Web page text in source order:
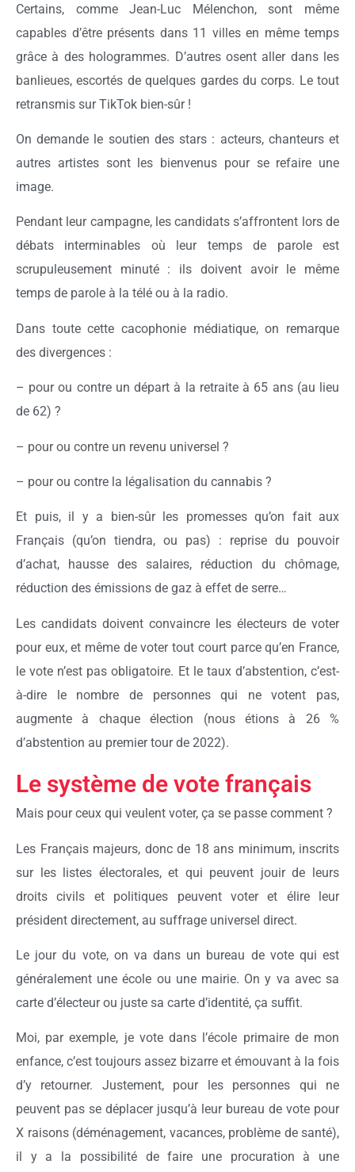
Certains, comme Jean-Luc Mélenchon, sont même
capables d’être présents dans 11 villes en même temps
grâce à des hologrammes. D’autres osent aller dans les
banlieues, escortés de quelques gardes du corps. Le tout
retransmis sur TikTok bien-sûr !
On demande le soutien des stars : acteurs, chanteurs et
autres artistes sont les bienvenus pour se refaire une
image.
Pendant leur campagne, les candidats s’affrontent lors de
débats interminables où leur temps de parole est
scrupuleusement minuté : ils doivent avoir le même
temps de parole à la télé ou à la radio.
Dans toute cette cacophonie médiatique, on remarque
des divergences :
– pour ou contre un départ à la retraite à 65 ans (au lieu
de 62) ?
– pour ou contre un revenu universel ?
– pour ou contre la légalisation du cannabis ?
Et puis, il y a bien-sûr les promesses qu’on fait aux
Français (qu’on tiendra, ou pas) : reprise du pouvoir
d’achat, hausse des salaires, réduction du chômage,
réduction des émissions de gaz à effet de serre…
Les candidats doivent convaincre les électeurs de voter
pour eux, et même de voter tout court parce qu’en France,
le vote n’est pas obligatoire. Et le taux d’abstention, c’est-
à-dire le nombre de personnes qui ne votent pas,
augmente à chaque élection (nous étions à 26 %
d’abstention au premier tour de 2022).
Le système de vote français
Mais pour ceux qui veulent voter, ça se passe comment ?
Les Français majeurs, donc de 18 ans minimum, inscrits
sur les listes électorales, et qui peuvent jouir de leurs
droits civils et politiques peuvent voter et élire leur
président directement, au suffrage universel direct.
Le jour du vote, on va dans un bureau de vote qui est
généralement une école ou une mairie. On y va avec sa
carte d’électeur ou juste sa carte d’identité, ça suffit.
Moi, par exemple, je vote dans l’école primaire de mon
enfance, c’est toujours assez bizarre et émouvant à la fois
d’y retourner. Justement, pour les personnes qui ne
peuvent pas se déplacer jusqu’à leur bureau de vote pour
X raisons (déménagement, vacances, problème de santé),
il y a la possibilité de faire une procuration à une